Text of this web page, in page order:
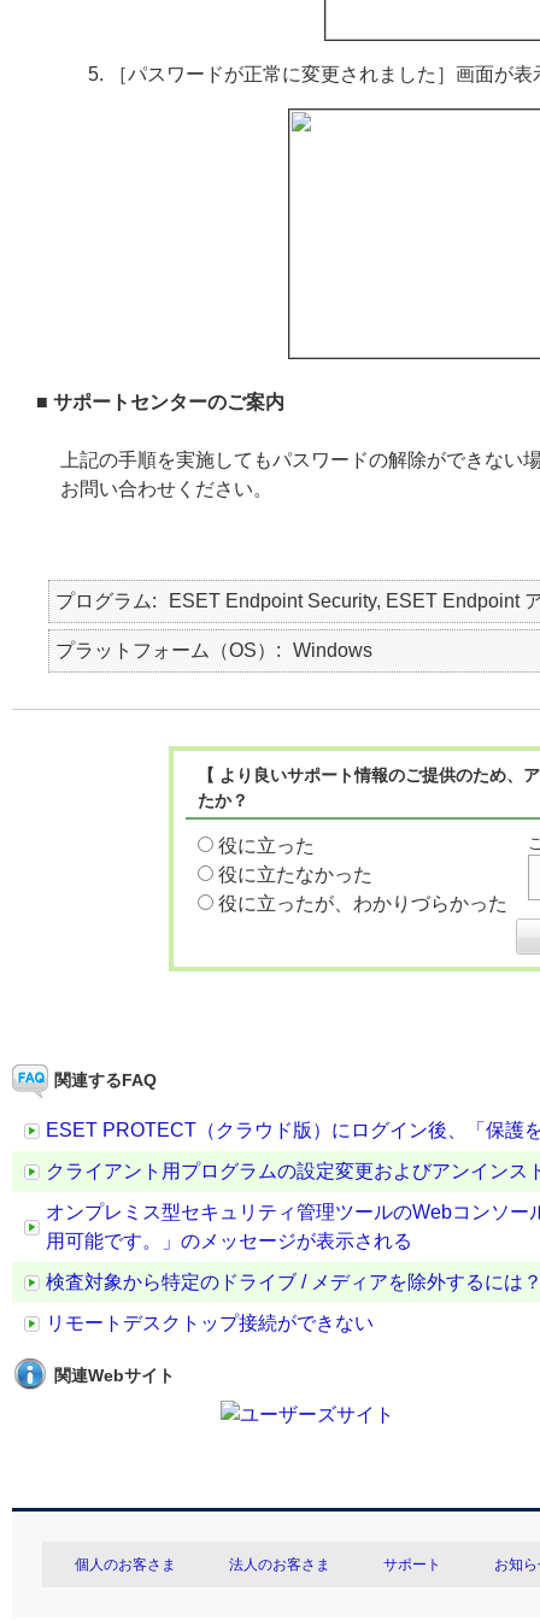
［パスワードが正常に変更されました］画面が
■ サポートセンターのご案内
上記の手順を実施してもパスワードの解除ができない
お問い合わせください。
プログラム ESET Endpoint Security, ESET Endpoint
プラットフォーム（OS） Windows
【 より良いサポート情報のご提供のため
たか？
役に立った
役に立たなかった
役に立ったが、わかりづらかった
関連するFAQ
ESET PROTECT（クラウド版）にログイン後、「保護
クライアント用プログラムの設定変更およびアンインス
オンプレミス型セキュリティ管理ツールのWebコンソ
用可能です。」のメッセージが表示される
検査対象から特定のドライブ / メディアを除外するには
リモートデスクトップ接続ができない
関連Webサイト
個人のお客さま 法人のお客さま サポート お知